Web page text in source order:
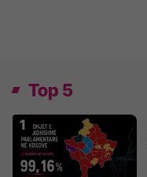
Top 5